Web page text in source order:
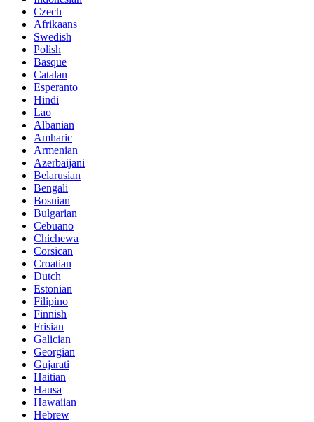
Czech
Afrikaans
Swedish
Polish
Basque
Catalan
Esperanto
Hindi
Lao
Albanian
Amharic
Armenian
Azerbaijani
Belarusian
Bengali
Bosnian
Bulgarian
Cebuano
Chichewa
Corsican
Croatian
Dutch
Estonian
Filipino
Finnish
Frisian
Galician
Georgian
Gujarati
Haitian
Hausa
Hawaiian
Hebrew